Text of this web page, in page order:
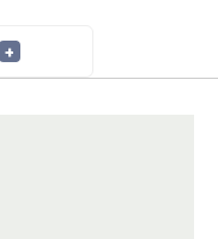
+